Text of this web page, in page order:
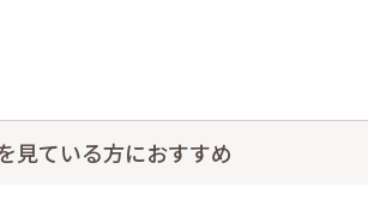
見ている方におすすめ